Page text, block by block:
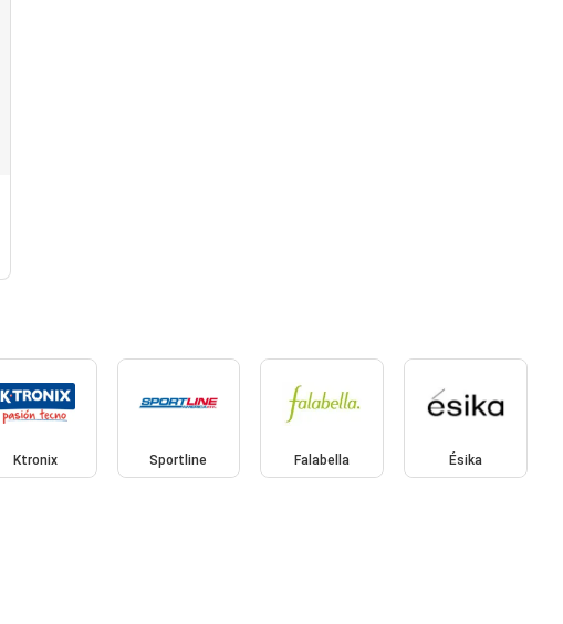
Ktronix Sportline Falabella Ésika